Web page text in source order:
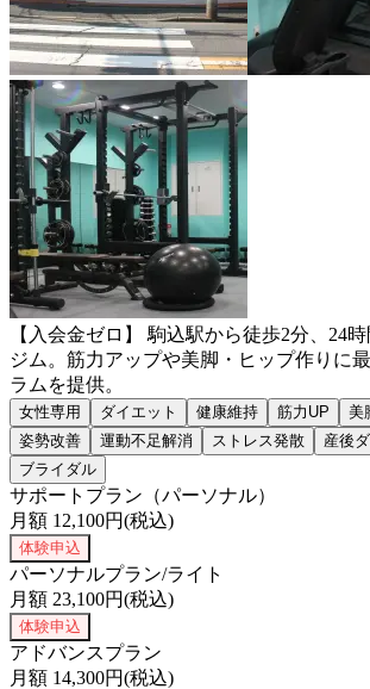
【入会金ゼロ】 駒込駅から徒歩2分、24
ジム。筋力アップや美脚・ヒップ作りに
ラムを提供。
女性専用 ダイエット 健康維持 筋力UP 美
姿勢改善
運動不足解消 ストレス発散
産後
ブライダル
サポートプラン（パーソナル）
月額 12,100円(税込)
体験申込
パーソナルプラン/ライト
月額 23,100円(税込)
体験申込
アドバンスプラン
月額 14,300円(税込)